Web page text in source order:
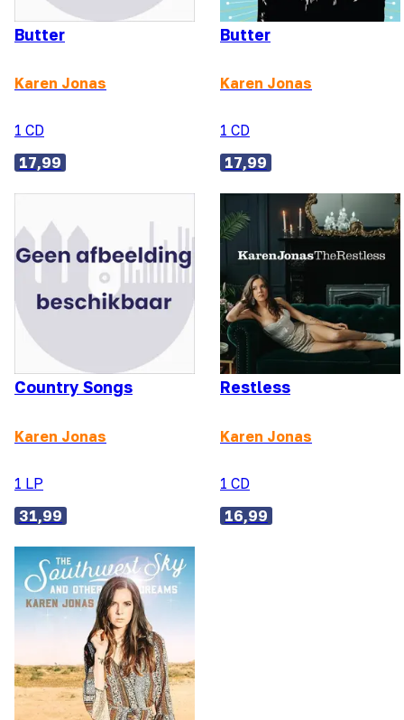
Butter
Karen Jonas
1 CD
17,99
Butter
Karen Jonas
1 CD
17,99
Country Songs
Karen Jonas
1 LP
31,99
Restless
Karen Jonas
1 CD
16,99